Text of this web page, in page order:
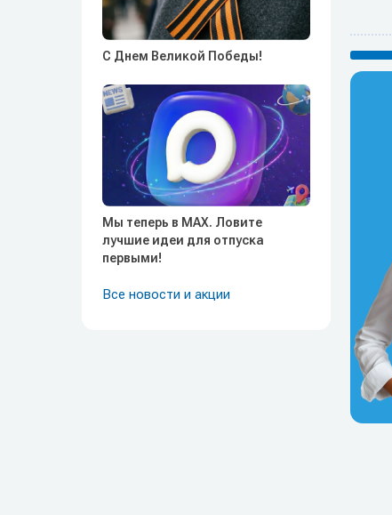
С Днем Великой Победы!
Мы теперь в MAX. Ловите
лучшие идеи для отпуска
первыми!
Все новости и акции